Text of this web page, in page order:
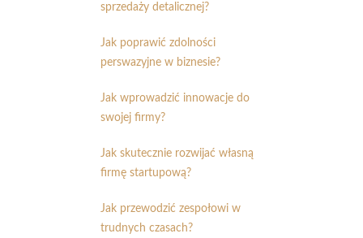
sprzedaży detalicznej?
Jak poprawić zdolności
perswazyjne w biznesie?
Jak wprowadzić innowacje do
swojej firmy?
Jak skutecznie rozwijać własną
firmę startupową?
Jak przewodzić zespołowi w
trudnych czasach?